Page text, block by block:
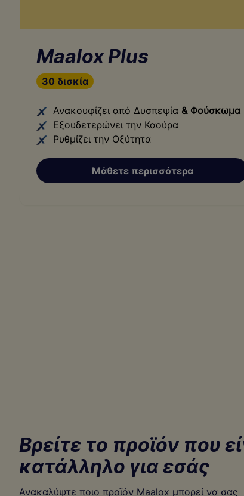
Maalox Plus
30 δισκία
Ανακουφίζει από Δυσπεψία & Φούσκωμα
Εξουδετερώνει την Καούρα
Ρυθμίζει την Οξύτητα
Μάθετε περισσότερα
Βρείτε το προϊόν που
κατάλληλο για εσάς
Ανακαλύψτε ποιο προϊόν Maalox μπορεί να σας